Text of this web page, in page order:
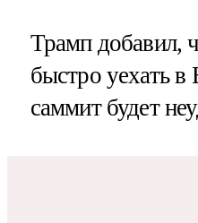
Трамп добавил,
быстро уехать
саммит будет